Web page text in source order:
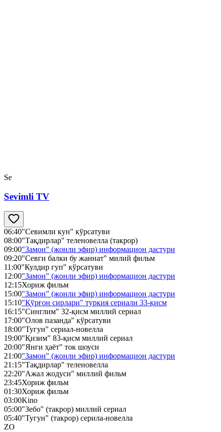
Se
Sevimli TV
06:40"Севимли кун" кўрсатуви
08:00"Тақдирлар" теленовелла (такрор)
09:00"Замон" (жонли эфир) информацион дастури
09:20"Севги балки бу жаннат" милий фильм
11:00"Кулдир гуп" кўрсатуви
12:00"Замон" (жонли эфир) информацион дастури
12:15Хориж фильм
15:00"Замон" (жонли эфир) информацион дастури
15:10"Қўрғон сирлари" туркия сериали 33-қисм
16:15"Синглим" 32-қисм миллий сериал
17:00"Олов пазанда" кўрсатуви
18:00"Тугун" сериал-новелла
19:00"Қизим" 83-қисм миллий сериал
20:00"Янги ҳаёт" ток шоуси
21:00"Замон" (жонли эфир) информацион дастури
21:15"Тақдирлар" теленовелла
22:20"Ажал жодуси" миллий фильм
23:45Хориж фильм
01:30Хориж фильм
03:00Kino
05:00"Зебо" (такрор) миллий сериал
05:40"Тугун" (такрор) серила-новелла
ZO